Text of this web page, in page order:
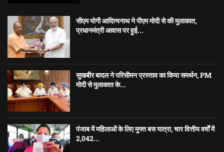
सीएम योगी आदित्यनाथ ने पीएम मोदी से की मुलाकात,
प्रधानमंत्री आवास पर हुई...
सुखबीर बादल ने परिसीमन प्रस्ताव का किया समर्थन, PM
मोदी से मुलाकात के...
पंजाब में महिलाओं के लिए मुफ्त बस यात्रा, चार वित्तीय वर्षों में
2,042...